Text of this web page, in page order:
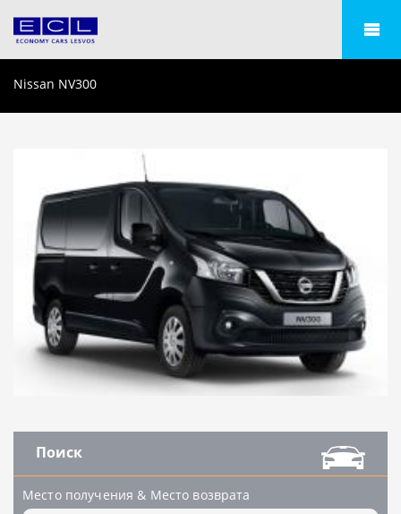
Nissan NV300
Поиск
Место получения & Место возврата